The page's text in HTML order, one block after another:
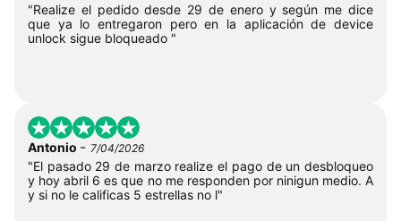
"Realize el pedido desde 29 de enero y según me dice
que ya lo entregaron pero en la aplicación de device
unlock sigue bloqueado "
Antonio - 7/04/2026
"El pasado 29 de marzo realize el pago de un desbloqueo
y hoy abril 6 es que no me responden por ninigun medio. A
y si no le calificas 5 estrellas no l"